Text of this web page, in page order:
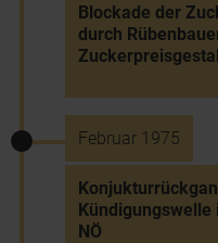
Blockade der
durch
Februar 1975
Kündigungswelle
NÖ